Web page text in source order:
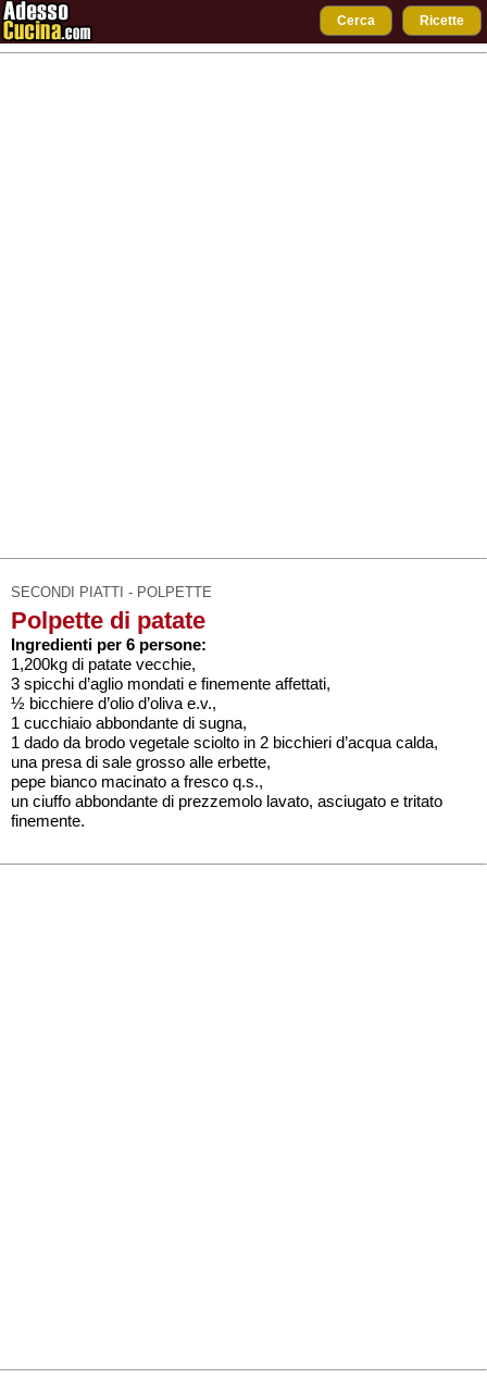
Cerca Ricette
SECONDI PIATTI - POLPETTE
Polpette di patate
Ingredienti per 6 persone:
1,200kg di patate vecchie,
3 spicchi d’aglio mondati e finemente affettati,
½ bicchiere d’olio d’oliva e.v.,
1 cucchiaio abbondante di sugna,
1 dado da brodo vegetale sciolto in 2 bicchieri d’acqua calda,
una presa di sale grosso alle erbette,
pepe bianco macinato a fresco q.s.,
un ciuffo abbondante di prezzemolo lavato, asciugato e tritato
finemente.